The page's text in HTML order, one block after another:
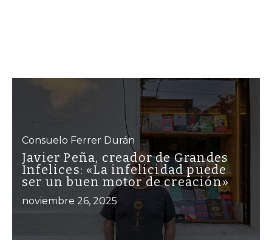
Consuelo Ferrer Durán
Javier Peña, creador de Grandes
Infelices: «La infelicidad puede
ser un buen motor de creación»
noviembre 26, 2025